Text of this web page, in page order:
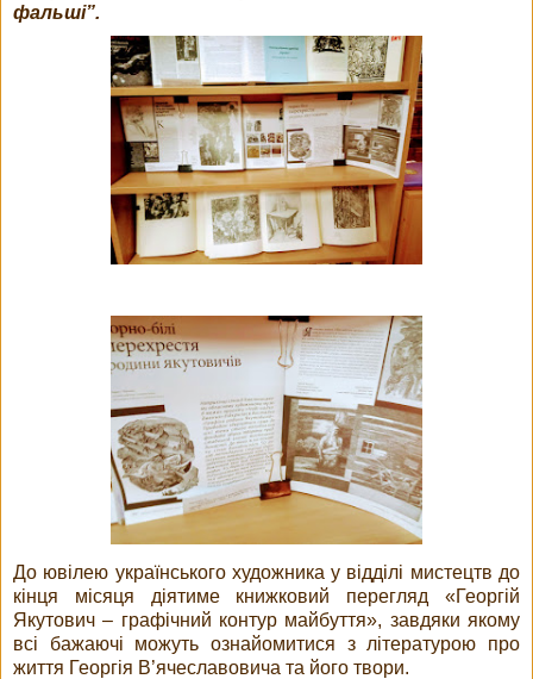
фальші”.
До ювілею українського художника у відділі мистецтв до
кінця місяця діятиме книжковий перегляд «Георгій
Якутович – графічний контур майбуття», завдяки якому
всі бажаючі можуть ознайомитися з літературою про
життя Георгія В’ячеславовича та його твори.